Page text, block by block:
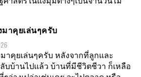
มาคุยเล่นๆครับ
าคุยเล่นๆครับ หลังจากที่ลูกและ
บบ้านไปแล้ว บ้านที่มีชีวิตชีวา ก็เหลือ